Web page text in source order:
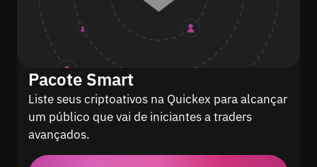
Pacote Smart
Liste seus criptoativos na Quickex para alcançar
um público que vai de iniciantes a traders
avançados.